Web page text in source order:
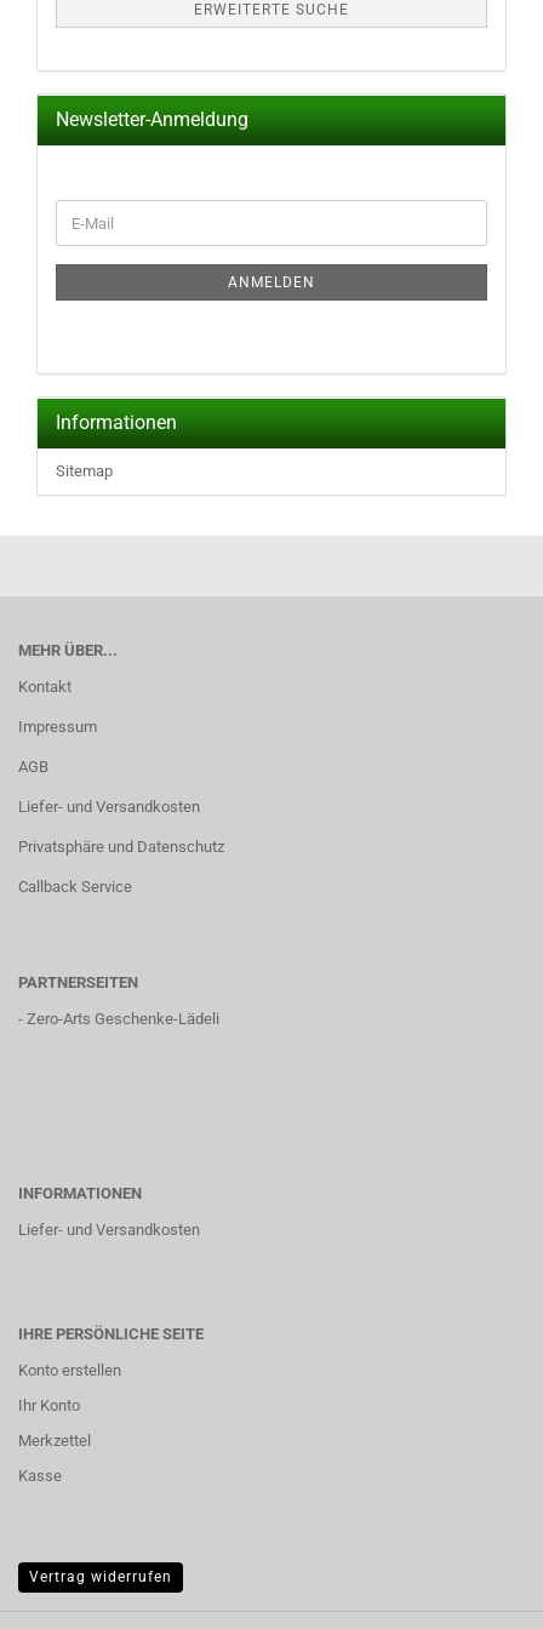
ERWEITERTE SUCHE
Newsletter-Anmeldung
ZUR
E-
Mail
ANMELDEN
Informationen
Sitemap
MEHR ÜBER...
Kontakt
Impressum
AGB
Liefer- und Versandkosten
Privatsphäre und Datenschutz
Callback Service
PARTNERSEITEN
- Zero-Arts Geschenke-Lädeli
INFORMATIONEN
Liefer- und Versandkosten
IHRE PERSÖNLICHE SEITE
Konto erstellen
Ihr Konto
Merkzettel
Kasse
Vertrag widerrufen